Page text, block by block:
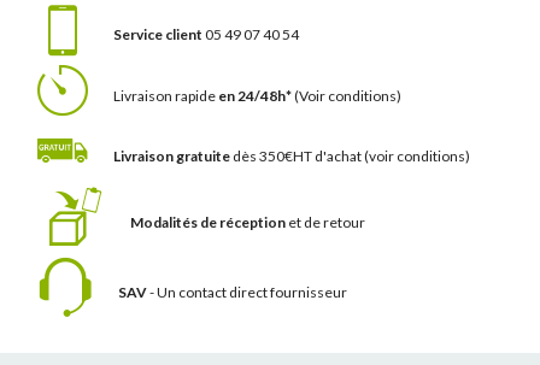
Service client 05 49 07 40 54
Livraison rapide en 24/48h*(Voir conditions)
Livraison gratuite dès 350€HT d'achat(voir conditions)
Modalités de réception et de retour
SAV- Un contact direct fournisseur